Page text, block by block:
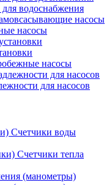
водоснабжения
насосы
насосы
насосы
для насосов
Счетчики воды
Счетчики тепла